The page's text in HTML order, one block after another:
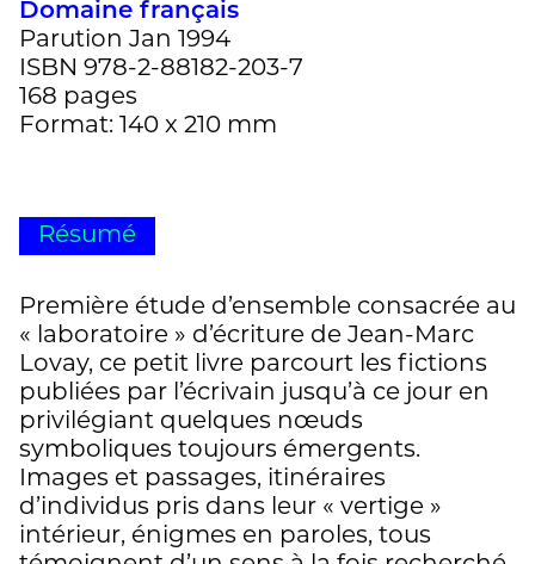
Domaine français
Parution Jan 1994
ISBN 978-2-88182-203-7
168 pages
Format: 140 x 210 mm
Résumé
Première étude d’ensemble consacrée au
« laboratoire » d’écriture de Jean-Marc
Lovay, ce petit livre parcourt les fictions
publiées par l’écrivain jusqu’à ce jour en
privilégiant quelques nœuds
symboliques toujours émergents.
Images et passages, itinéraires
d’individus pris dans leur « vertige »
intérieur, énigmes en paroles, tous